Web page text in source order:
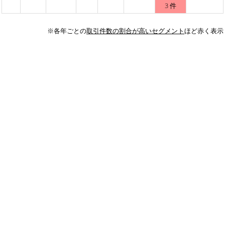
3 件
※各年ごとの取引件数の割合が高いセグメントほど赤く表示